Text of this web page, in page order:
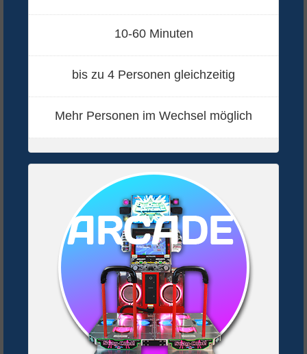
10-60 Minuten
bis zu 4 Personen gleichzeitig
Mehr Personen im Wechsel möglich